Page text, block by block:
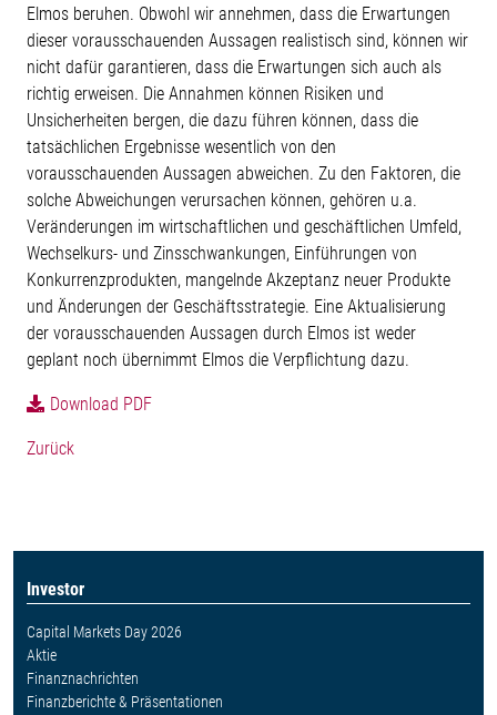
Elmos beruhen. Obwohl wir annehmen, dass die Erwartungen
dieser vorausschauenden Aussagen realistisch sind, können wir
nicht dafür garantieren, dass die Erwartungen sich auch als
richtig erweisen. Die Annahmen können Risiken und
Unsicherheiten bergen, die dazu führen können, dass die
tatsächlichen Ergebnisse wesentlich von den
vorausschauenden Aussagen abweichen. Zu den Faktoren, die
solche Abweichungen verursachen können, gehören u.a.
Veränderungen im wirtschaftlichen und geschäftlichen Umfeld,
Wechselkurs- und Zinsschwankungen, Einführungen von
Konkurrenzprodukten, mangelnde Akzeptanz neuer Produkte
und Änderungen der Geschäftsstrategie. Eine Aktualisierung
der vorausschauenden Aussagen durch Elmos ist weder
geplant noch übernimmt Elmos die Verpflichtung dazu.
Download PDF
Zurück
Investor
Capital Markets Day 2026
Aktie
Finanznachrichten
Finanzberichte & Präsentationen